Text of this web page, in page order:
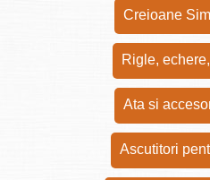
Creioane
Rigle,
Ata si
Ascutitori